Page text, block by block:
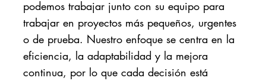
podemos trabajar junto con su equipo para
trabajar en proyectos más pequeños, urgentes
o de prueba. Nuestro enfoque se centra en la
eficiencia, la adaptabilidad y la mejora
continua, por lo que cada decisión está